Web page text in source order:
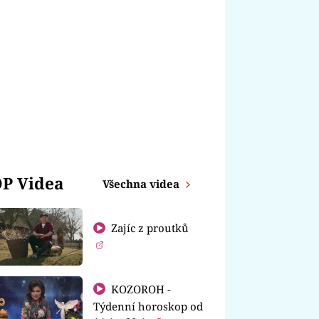
Videa Všechna videa
Zajíc z proutků
KOZOROH -
Týdenní horoskop od